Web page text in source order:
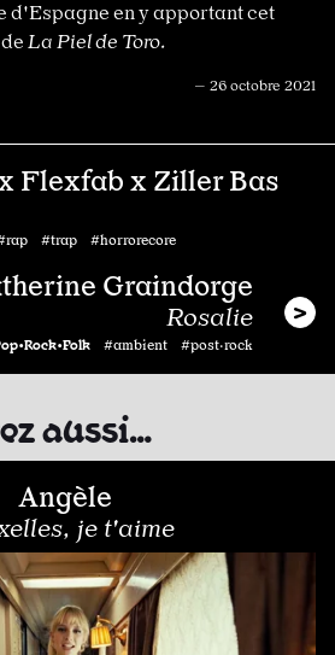
d'Espagne en y apportant cet
La Piel de Toro.
— 26 octobre 2021
Flexfab x Ziller Bas
#trap #horrorecore
Graindorge
Rosalie
#ambient #post·rock
aussi…
Angèle
je t'aime